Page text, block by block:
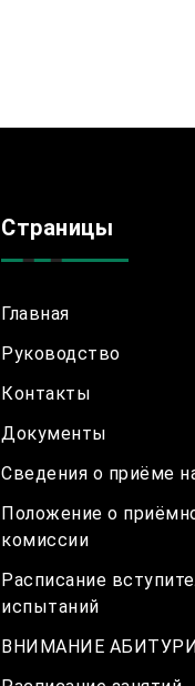
Страницы
Главная
Руководство
Контакты
Документы
Сведения о приёме
Положение о
комиссии
Расписание
испытаний
ВНИМАНИЕ